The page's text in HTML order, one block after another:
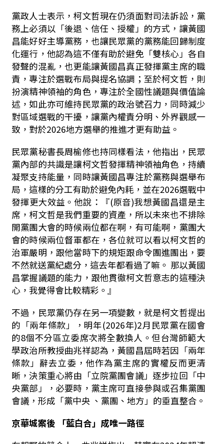
黨政人士表示，柯文哲現在仍須面對司法訴訟，黨
務上必須以「後退、信任、授權」的方式，讓黃國
昌能好好主導黨務，也讓民眾黨的黨務能回歸制度
化運行，他認為這不僅有助於避免「雙核心」各自
發聲的混亂，也更能讓黃國昌真正發揮黨主席的職
責，專注於選戰布局與提名協調；至於柯文哲，則
扮演精神領袖的角色，專注於全國性議題與價值論
述，如此亦可維持民眾黨的政治號召力，同時減少
對區域選戰的干擾，讓黨內權責分明、外界觀感一
致，對於2026地方選舉的推進才更有助益。
民眾黨秘書長周榆修也持同樣看法，他指出，民眾
黨內部的共識是讓柯文哲發揮精神領袖角色，持續
凝聚支持能量，同時讓黃國昌專注於黨務與選舉布
局，這樣的分工有助於避免內耗，並在2026選戰中
發揮更大效益。他說：『(原音)我想黃國昌還是主
席，柯文哲是我們重要的資產，所以未來也不排除
開黨團大會的時候兩位都在啊，有可能啊，黨團大
會的時候兩位督軍都在，各位就可以看以柯文哲的
治軍嚴明，跟他當時下的規矩跟命令團進團出，要
不然就送黨紀處分，這去年都看過了嘛。 那以黃國
昌掌握議題的能力，跟他貫徹柯文哲意志的這種決
心，我覺得會比較精彩。』
不過，民眾黨仍存在另一項變數，就是柯文哲提出
的「兩年條款」，明年(2026年)2月民眾黨在國會
的8個不分區立委席次將全數換人。但台灣師範大
學政治所教授曲兆祥認為，黃國昌屆時若因「兩年
條款」辭去立委，他作為黨主席的實權反而更清
晰，決策重心將由「立院黨團會議」逐步拉回「中
央黨部」，必要時，黨主席可直接參與或召集黨團
會議，形成「黨中央 、黨團、地方」的垂直整合。
京華城案後 「藍白合」成唯一路徑